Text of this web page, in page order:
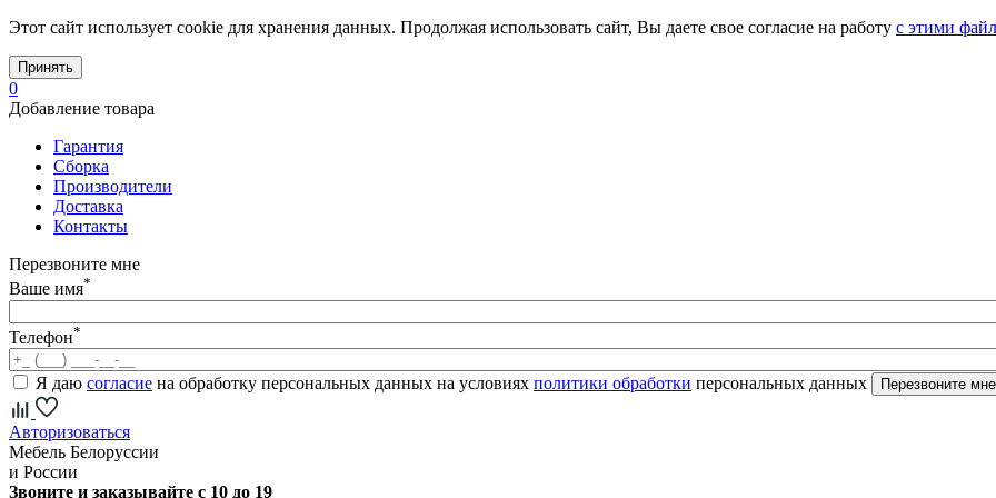
Этот сайт использует cookie для хранения данных. Продолжая использовать сайт, Вы даете свое согласие на работу с этими
Принять
0
Добавление товара
Гарантия
Сборка
Производители
Доставка
Контакты
Перезвоните мне
Ваше имя*
Телефон*
Я даю согласие на обработку персональных данных на условиях политики обработки персональных данных
Авторизоваться
Мебель Белоруссии
и России
Звоните и заказывайте с 10 до 19